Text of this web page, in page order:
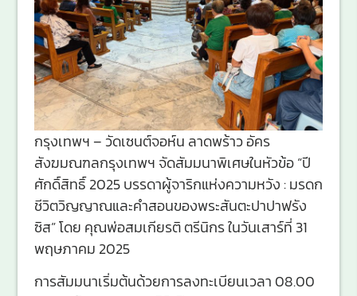
กรุงเทพฯ – วัดเซนต์จอห์น ลาดพร้าว อัคร
สังฆมณฑลกรุงเทพฯ จัดสัมมนาพิเศษในหัวข้อ “ปี
ศักดิ์สิทธิ์ 2025 บรรดาผู้จาริกแห่งความหวัง : มรดก
ชีวิตวิญญาณและคำสอนของพระสันตะปาปาฟรัง
ซิส” โดย คุณพ่อสมเกียรติ ตรีนิกร ในวันเสาร์ที่ 31
พฤษภาคม 2025
การสัมมนาเริ่มต้นด้วยการลงทะเบียนเวลา 08.00